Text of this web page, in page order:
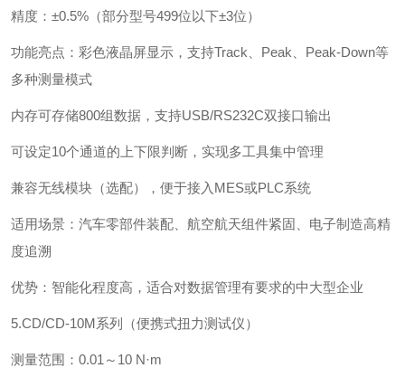
‌精度‌：±0.5%（部分型号499位以下±3位）
‌功能亮点‌：彩色液晶屏显示，支持Track、Peak、Peak-Down等
多种测量模式
内存可存储800组数据，支持USB/RS232C双接口输出
可设定10个通道的上下限判断，实现多工具集中管理
兼容无线模块（选配），便于接入MES或PLC系统
‌适用场景‌：汽车零部件装配、航空航天组件紧固、电子制造高精
度追溯
‌优势‌：智能化程度高，适合对数据管理有要求的中大型企业
5.CD/CD-10M系列（便携式扭力测试仪）‌
‌测量范围‌：0.01～10 N·m